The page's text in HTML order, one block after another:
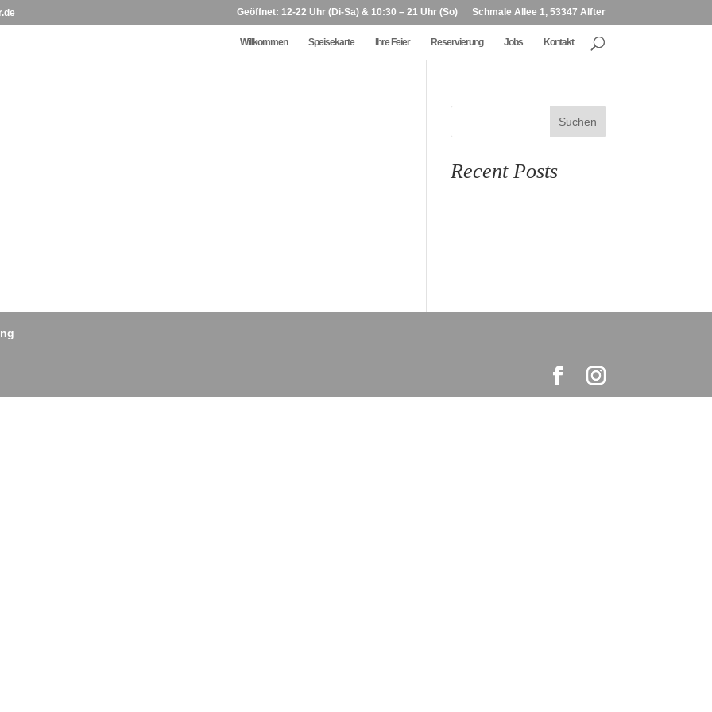
Geöffnet: 12-22 Uhr (Di-Sa) & 10:30 – 21 Uhr (So) Schmale Allee 1, 53347 Alfter
Willkommen Speisekarte Ihre Feier Reservierung Jobs Kontakt
Suchen
Recent Posts